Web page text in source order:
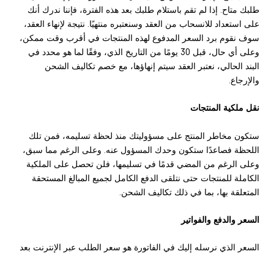
طلبك متاح. إذا لم تقم باستلام طلبك بعد هذه الفترة، فإننا ندرك أنك
على استعداد للانسحاب من العقد وسنعتبره منتهيًا. نتيجة لإنهاء العقد،
سوف نقوم برد السعر المدفوع لهذه المنتجات في أقرب وقت ممكن،
وعلى أي حال، قبل 30 يومًا من التاريخ الذي، وفقًا لما هو محدد في
البند الحالي، نعتبر العقد سيتم إنهاؤها، مع خصم تكاليف الشحن
والإرجاع.
نقل ملكية المنتجات
ستكون مخاطر المنتج على مسؤوليتك منذ لحظة تسليمه، فمن تلك
اللحظة فصاعدًا ستكون وحدك المسؤول عنه. وعلى الرغم مما سبق،
وعلى الرغم من المضي قدمًا في تسليمها، فلن تحصل على الملكية
الكاملة للمنتجات حتى نتلقى الدفع الكامل لجميع المبالغ المستحقة
المتعلقة بها، بما في ذلك تكاليف الشحن.
السعر والدفع والفواتير
السعر الذي نرسله إليك في الفاتورة هو سعر الطلب عبر الإنترنت بعد